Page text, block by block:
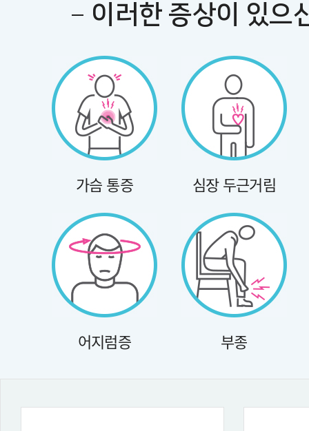
이러한 증상이 있으
가슴 통증 심장 두근거림
어지럼증 부종